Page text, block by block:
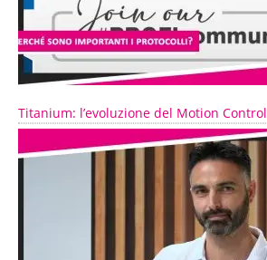
Titanium: l’evoluzione del Motion Control